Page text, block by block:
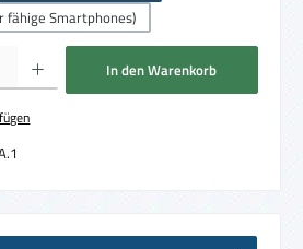
fähige Smartphones)
Wert ein oder benutze die Schaltflächen um
In den Warenkorb